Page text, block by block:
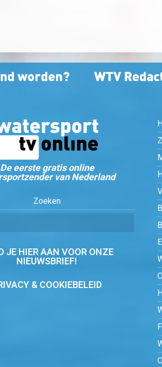
De eerste gratis online
van Nederland
Zoeken
JE HIER AAN VOOR ONZE
NIEUWSBRIEF!
& COOKIEBELEID